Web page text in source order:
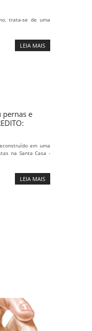
trata-se de uma
LEIA MAIS
pernas e
em uma
na Santa Casa -
LEIA MAIS